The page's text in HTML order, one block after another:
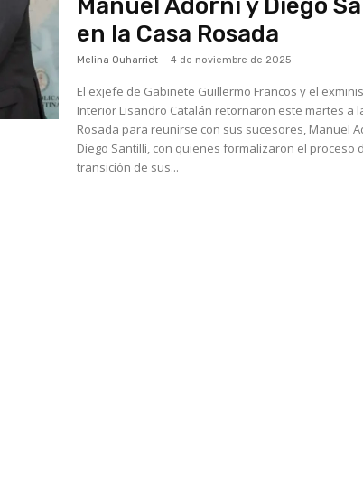
Manuel Adorni y Diego
en la Casa Rosada
Melina Ouharriet - 4 de noviembre de 2025
El exjefe de Gabinete Guillermo Francos y el
Interior Lisandro Catalán retornaron este martes a
Rosada para reunirse con sus sucesores, Manuel
Diego Santilli, con quienes formalizaron el proceso
transición de sus...